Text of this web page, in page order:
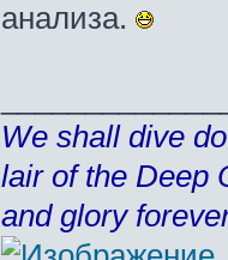
анализа.
We shall dive
lair of the Deep
and glory